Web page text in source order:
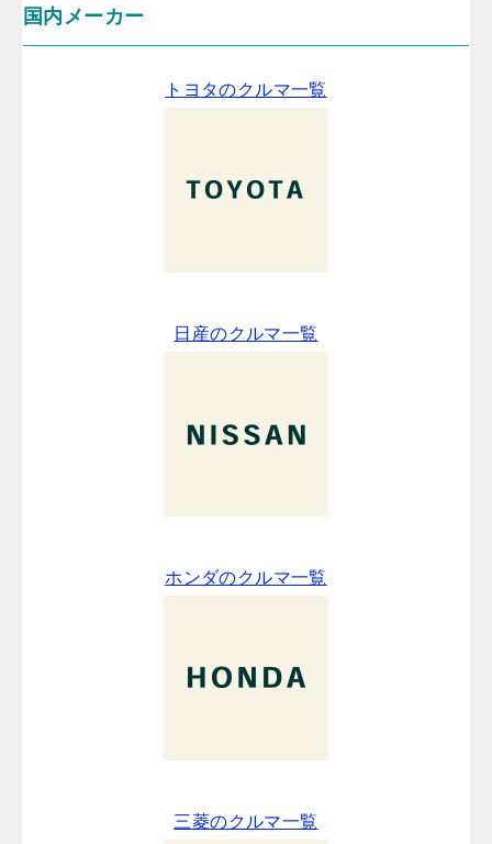
国内メーカー
トヨタのクルマ一覧
日産のクルマ一覧
ホンダのクルマ一覧
三菱のクルマ一覧